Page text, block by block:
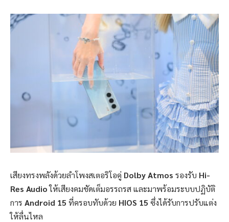
เสียงทรงพลังด้วยลำโพงสเตอริโอคู่ Dolby Atmos รองรับ Hi-
Res Audioให้เสียงคมชัดเต็มอรรถรส และมาพร้อมระบบปฏิบัติ
การ Android 15 ที่ครอบทับด้วย HIOS 15 ซึ่งได้รับการปรับแต่ง
ให้ลื่นไหล